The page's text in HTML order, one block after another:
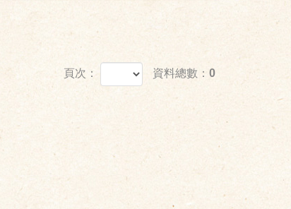
頁次： 資料總數：0